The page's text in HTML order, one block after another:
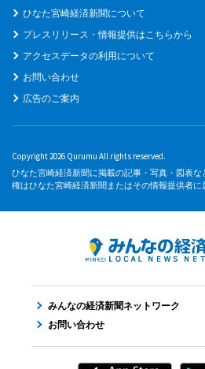
ひなた宮崎経済新聞について
プレスリリース・情報提供はこちらから
アクセスデータの利用について
お問い合わせ
広告のご案内
Copyright 2026 Qurumu All rights reserved.
ひなた宮崎経済新聞に掲載の記事・写真・図表
権はひなた宮崎経済新聞またはその情報提供者に
みんなの経済新聞ネットワーク
お問い合わせ